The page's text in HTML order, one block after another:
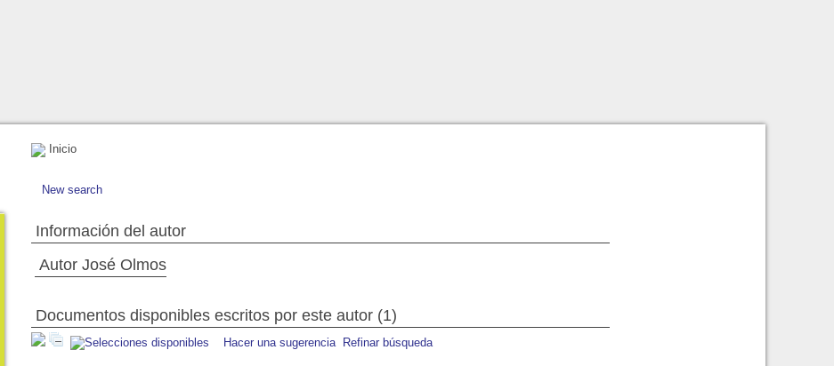
Inicio
New search
Información del autor
Autor José Olmos
Documentos disponibles escritos por este autor (1)
Hacer una sugerencia Refinar búsqueda